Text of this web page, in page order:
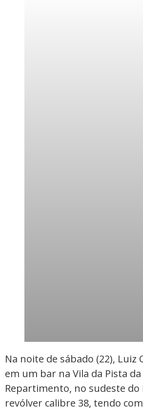
Na noite de sábado (22), Luiz
em um bar na Vila da Pista
Repartimento, no sudeste do
revólver calibre 38, tendo